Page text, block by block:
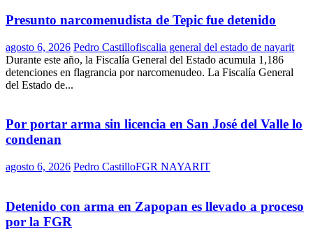
Presunto narcomenudista de Tepic fue detenido
agosto 6, 2026 Pedro Castillofiscalia general del estado de nayarit
Durante este año, la Fiscalía General del Estado acumula 1,186
detenciones en flagrancia por narcomenudeo. La Fiscalía General
del Estado de...
Por portar arma sin licencia en San José del Valle lo
condenan
agosto 6, 2026 Pedro CastilloFGR NAYARIT
Detenido con arma en Zapopan es llevado a proceso
por la FGR